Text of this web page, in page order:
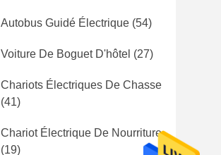
Autobus Guidé Électrique (54)
Voiture De Boguet D'hôtel (27)
Chariots Électriques De Chasse
(41)
Chariot Électrique De Nourriture
(19)